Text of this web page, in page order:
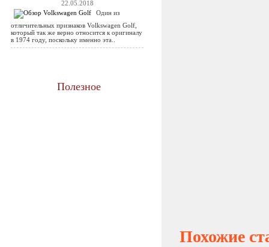
22.05.2018
Один из
отличительных признаков Volkswagen Golf,
который так же верно относится к оригиналу
в 1974 году, поскольку именно эта..
Полезное
Похожие